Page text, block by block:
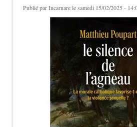
Publié parIncarnarele samedi 15/02/2025 -